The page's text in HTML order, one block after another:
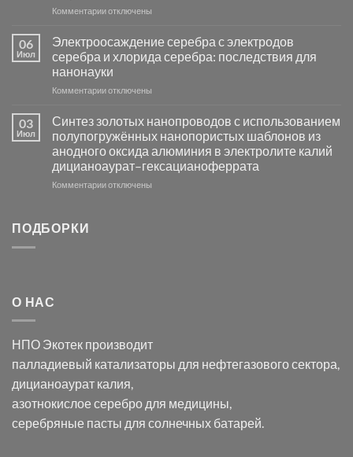
основе
группы
Комментариик
фотокаталитической
активности
Хлорида
Серебра-
в
видимом
свете
с
помощью
модификации
отключены
06
Июл
Электроосаждение серебра с электродов
серебра и хлорида серебра: последствия для
нанонауки
Комментариик
серебра
с
электродов
серебра
и
отключены
03
Июл
Синтез золотых нанопроводов с использованием
полупогружённых нанопористых шаблонов из
анодного оксида алюминия в электролите калий
дицианоаурат–гексацианоферрата
Комментариик
оксида
в
электролите
калий
дицианоаурат–
гексацианоферрата
отключены
ПОДБОРКИ
О НАС
НПО Экотек производит
палладиевый катализаторы для нефтегазового сектора,
дицианоаурат калия,
азотнокислое серебро для медицины,
серебряные пасты для солнечных батарей.